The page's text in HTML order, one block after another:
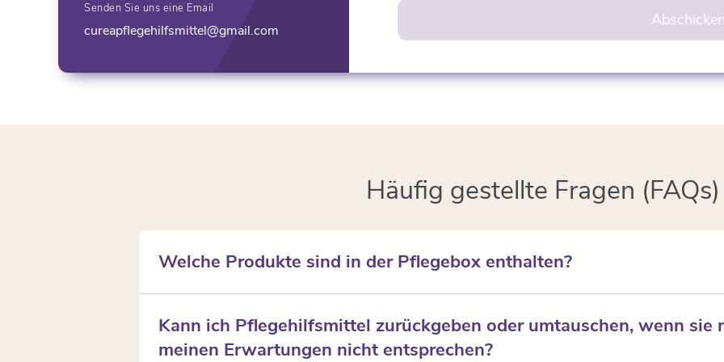
Senden Sie uns eine Email
cureapflegehilfsmittel@gmail.com
Abschicken
Häufig gestellte Fragen (FAQs)
Welche Produkte sind in der Pflegebox enthalten?
Betteinlagen, Hand- und Flächendesinfektionsmittel. Andere Artikel, wie z.B. Windeln, werden
Kann ich Pflegehilfsmittel zurückgeben oder umtauschen, wenn sie
meinen Erwartungen nicht entsprechen?